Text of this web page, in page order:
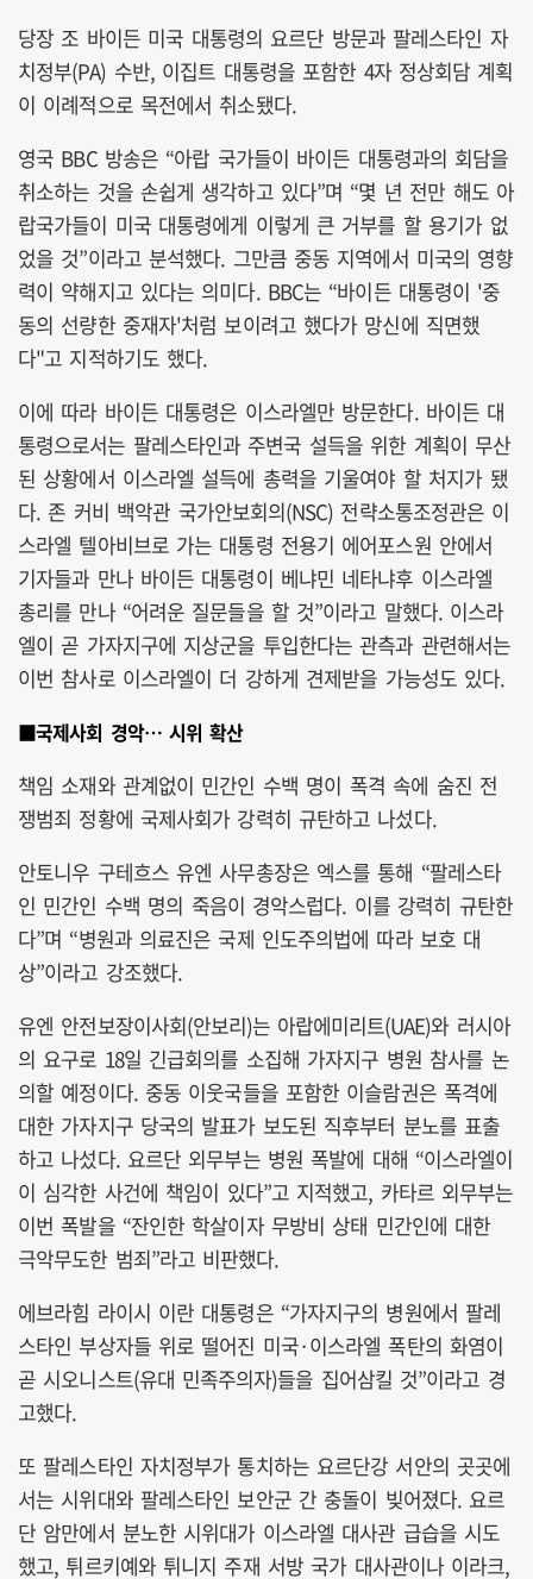
당장 조 바이든 미국 대통령의 요르단 방문과 팔레스타인 자
치정부(PA) 수반, 이집트 대통령을 포함한 4자 정상회담 계획
이 이례적으로 목전에서 취소됐다.
영국 BBC 방송은 “아랍 국가들이 바이든 대통령과의 회담을
취소하는 것을 손쉽게 생각하고 있다”며 “몇 년 전만 해도 아
랍국가들이 미국 대통령에게 이렇게 큰 거부를 할 용기가 없
었을 것”이라고 분석했다. 그만큼 중동 지역에서 미국의 영향
력이 약해지고 있다는 의미다. BBC는 “바이든 대통령이 '중
동의 선량한 중재자'처럼 보이려고 했다가 망신에 직면했
다"고 지적하기도 했다.
이에 따라 바이든 대통령은 이스라엘만 방문한다. 바이든 대
통령으로서는 팔레스타인과 주변국 설득을 위한 계획이 무산
된 상황에서 이스라엘 설득에 총력을 기울여야 할 처지가 됐
다. 존 커비 백악관 국가안보회의(NSC) 전략소통조정관은 이
스라엘 텔아비브로 가는 대통령 전용기 에어포스원 안에서
기자들과 만나 바이든 대통령이 베냐민 네타냐후 이스라엘
총리를 만나 “어려운 질문들을 할 것”이라고 말했다. 이스라
엘이 곧 가자지구에 지상군을 투입한다는 관측과 관련해서는
이번 참사로 이스라엘이 더 강하게 견제받을 가능성도 있다.
■국제사회 경악… 시위 확산
책임 소재와 관계없이 민간인 수백 명이 폭격 속에 숨진 전
쟁범죄 정황에 국제사회가 강력히 규탄하고 나섰다.
안토니우 구테흐스 유엔 사무총장은 엑스를 통해 “팔레스타
인 민간인 수백 명의 죽음이 경악스럽다. 이를 강력히 규탄한
다”며 “병원과 의료진은 국제 인도주의법에 따라 보호 대
상”이라고 강조했다.
유엔 안전보장이사회(안보리)는 아랍에미리트(UAE)와 러시아
의 요구로 18일 긴급회의를 소집해 가자지구 병원 참사를 논
의할 예정이다. 중동 이웃국들을 포함한 이슬람권은 폭격에
대한 가자지구 당국의 발표가 보도된 직후부터 분노를 표출
하고 나섰다. 요르단 외무부는 병원 폭발에 대해 “이스라엘이
이 심각한 사건에 책임이 있다”고 지적했고, 카타르 외무부는
이번 폭발을 “잔인한 학살이자 무방비 상태 민간인에 대한
극악무도한 범죄”라고 비판했다.
에브라힘 라이시 이란 대통령은 “가자지구의 병원에서 팔레
스타인 부상자들 위로 떨어진 미국·이스라엘 폭탄의 화염이
곧 시오니스트(유대 민족주의자)들을 집어삼킬 것”이라고 경
고했다.
또 팔레스타인 자치정부가 통치하는 요르단강 서안의 곳곳에
서는 시위대와 팔레스타인 보안군 간 충돌이 빚어졌다. 요르
단 암만에서 분노한 시위대가 이스라엘 대사관 급습을 시도
했고, 튀르키예와 튀니지 주재 서방 국가 대사관이나 이라크,